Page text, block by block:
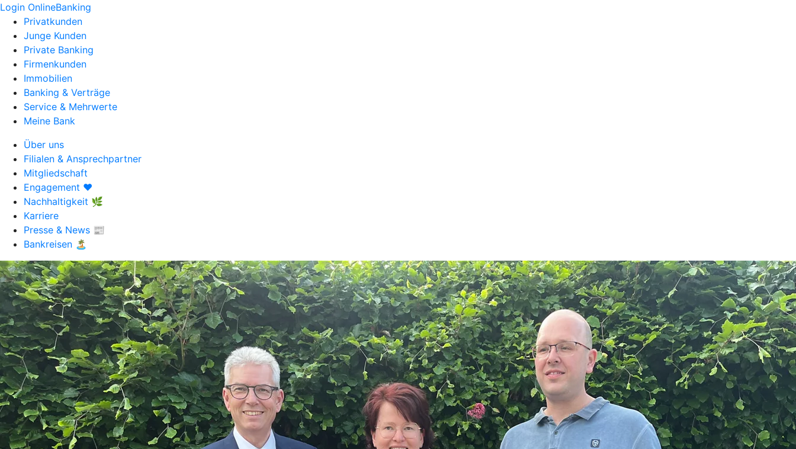
Login OnlineBanking
Privatkunden
Junge Kunden
Private Banking
Firmenkunden
Immobilien
Banking & Verträge
Service & Mehrwerte
Meine Bank
Über uns
Filialen & Ansprechpartner
Mitgliedschaft
Engagement ❤️
Nachhaltigkeit 🌿
Karriere
Presse & News 📰
Bankreisen 🏝️